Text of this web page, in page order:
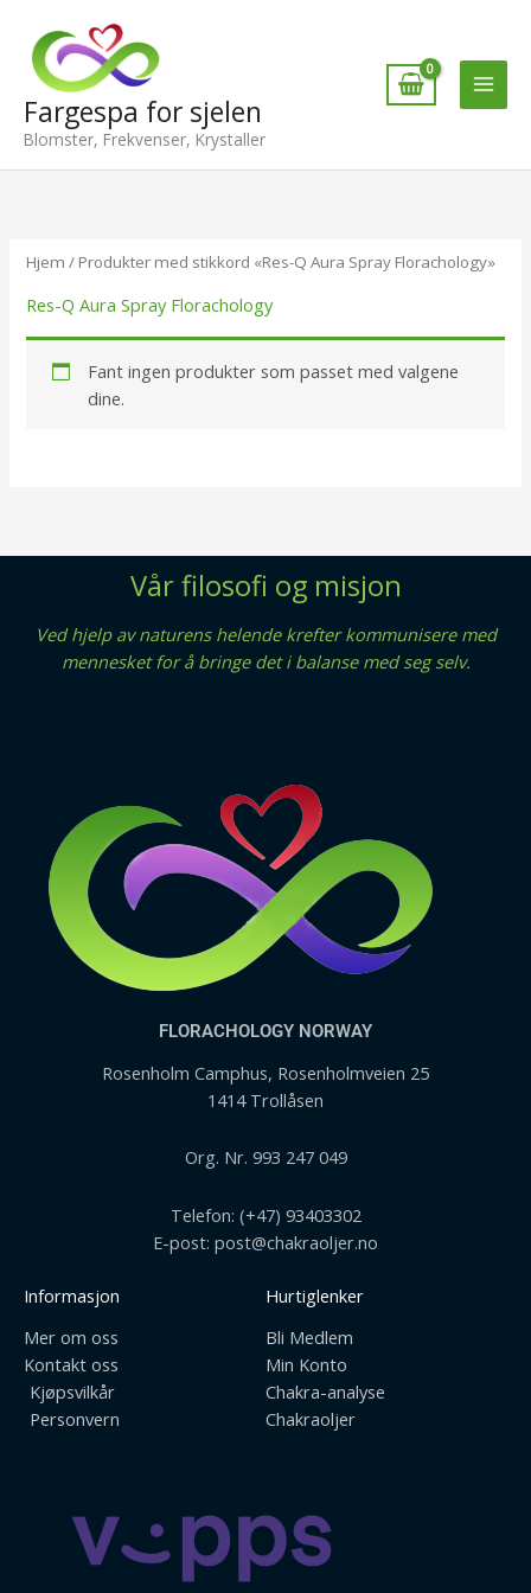
innholdet
Fargespa for sjelen
Blomster, Frekvenser, Krystaller
Hjem / Produkter med stikkord «Res-Q Aura Spray Florachology»
Res-Q Aura Spray Florachology
Fant ingen produkter som passet med valgene
dine.
Vår filosofi og misjon
Ved hjelp av naturens helende krefter kommunisere med
mennesket for å bringe det i balanse med seg selv.
FLORACHOLOGY NORWAY
Rosenholm Camphus, Rosenholmveien 25
1414 Trollåsen
Org. Nr. 993 247 049
Telefon: (+47) 93403302
E-post: post@chakraoljer.no
Informasjon
Mer om oss
Kontakt oss
Kjøpsvilkår
Personvern
Hurtiglenker
Bli Medlem
Min Konto
Chakra-analyse
Chakraoljer